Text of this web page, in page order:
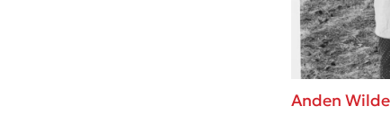
Anden